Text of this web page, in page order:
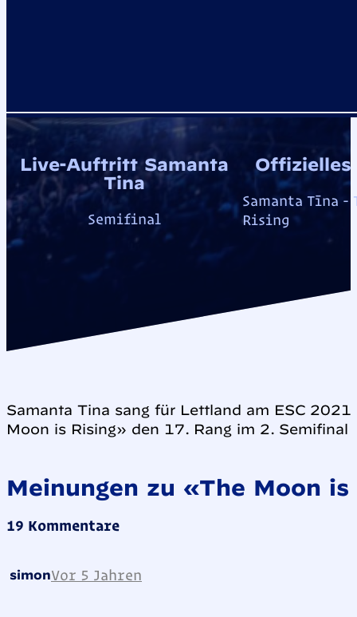
Live-Auftritt Samanta
Tīna
Semifinal
Offizielles
Samanta Tīna -
Rising
Samanta Tīna sang für Lettland am ESC
Moon is Rising» den 17. Rang im 2. Semifinal
Meinungen zu «The Moon is
19 Kommentare
simonVor 5 Jahren